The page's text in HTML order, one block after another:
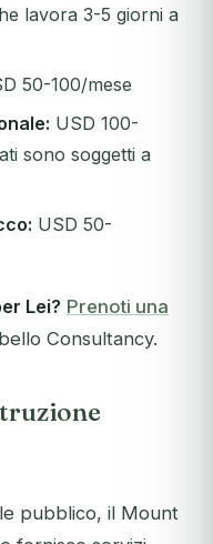
lavora 3-5 giorni a
50-100/mese
USD 100-
sono soggetti a
USD 50-
Lei? Prenoti una
Consultancy.
pubblico, il Mount